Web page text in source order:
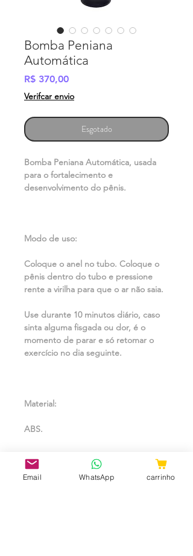
Bomba Peniana
Automática
R$ 370,00Preço
Verifcar envio
Esgotado
Bomba Peniana Automática, usada
para o fortalecimento e
desenvolvimento do pênis.
Modo de uso:
Coloque o anel no tubo. Coloque o
pênis dentro do tubo e pressione
rente a virilha para que o ar não saia.
Use durante 10 minutos diário, caso
sinta alguma fisgada ou dor, é o
momento de parar e só retomar o
exercício no dia seguinte.
Material:
ABS.
Tipo de bateria:
Email WhatsApp carrinho